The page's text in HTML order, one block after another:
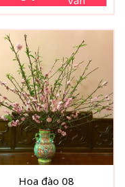
Hoa đào 08